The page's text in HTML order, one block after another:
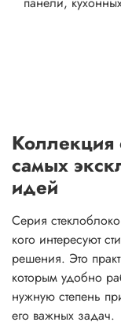
Коллекция
самых
идей
Серия
кого интересуют
решения. Это
которым удобно
нужную степень
его важных задач.